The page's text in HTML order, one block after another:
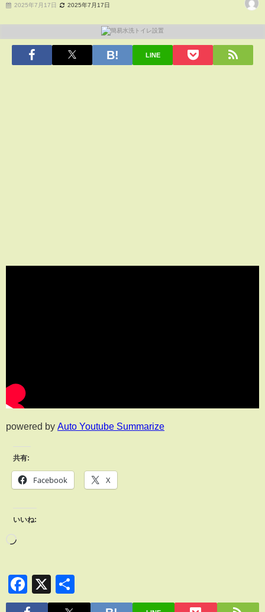
2025年7月17日 2025年7月17日
LINE
powered by Auto Youtube Summarize
共有:
Facebook X
いいね:
Facebook
X
有